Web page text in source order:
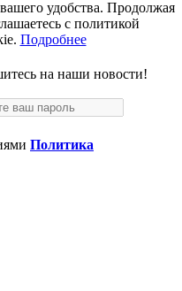
удобства. Продолжая
с политикой
Подробнее
на наши новости!
Политика